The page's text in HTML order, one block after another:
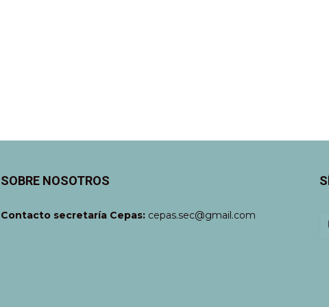
SOBRE NOSOTROS
Contacto secretaría Cepas: cepas.sec@gmail.com